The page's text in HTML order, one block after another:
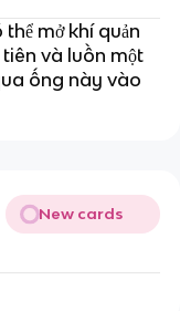
mở khí quản
và luồn một
ống này vào
New cards